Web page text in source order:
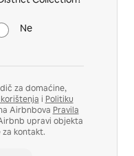
Ne
za domaćine,
i Politiku
Airbnbova Pravila
upravi objekta
kontakt.